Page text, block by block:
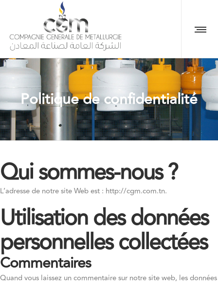
Politique de confidentialité
Qui sommes-nous ?
L’adresse de notre site Web est : http://cgm.com.tn.
Utilisation des données
personnelles collectées
Commentaires
Quand vous laissez un commentaire sur notre site web, les données